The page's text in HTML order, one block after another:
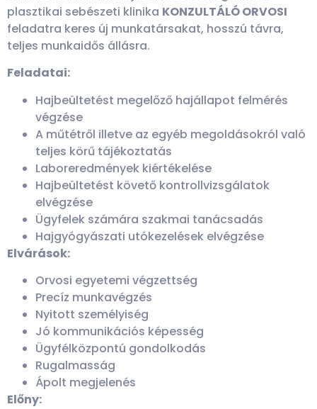
plasztikai sebészeti klinika KONZULTÁLÓ ORVOSI
feladatra keres új munkatársakat, hosszú távra,
teljes munkaidős állásra.
Feladatai:
Hajbeültetést megelőző hajállapot felmérés
végzése
A műtétről illetve az egyéb megoldásokról való
teljes körű tájékoztatás
Laboreredmények kiértékelése
Hajbeültetést követő kontrollvizsgálatok
elvégzése
Ügyfelek számára szakmai tanácsadás
Hajgyógyászati utókezelések elvégzése
Elvárások:
Orvosi egyetemi végzettség
Precíz munkavégzés
Nyitott személyiség
Jó kommunikációs képesség
Ügyfélközpontú gondolkodás
Rugalmasság
Ápolt megjelenés
Előny: